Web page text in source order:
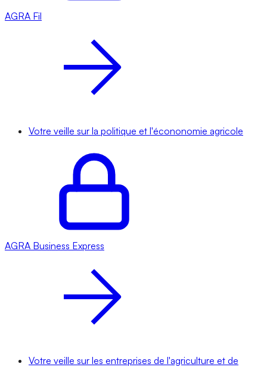
AGRA Fil
Votre veille sur la politique et l'écononomie agricole
AGRA Business Express
Votre veille sur les entreprises de l'agriculture et de